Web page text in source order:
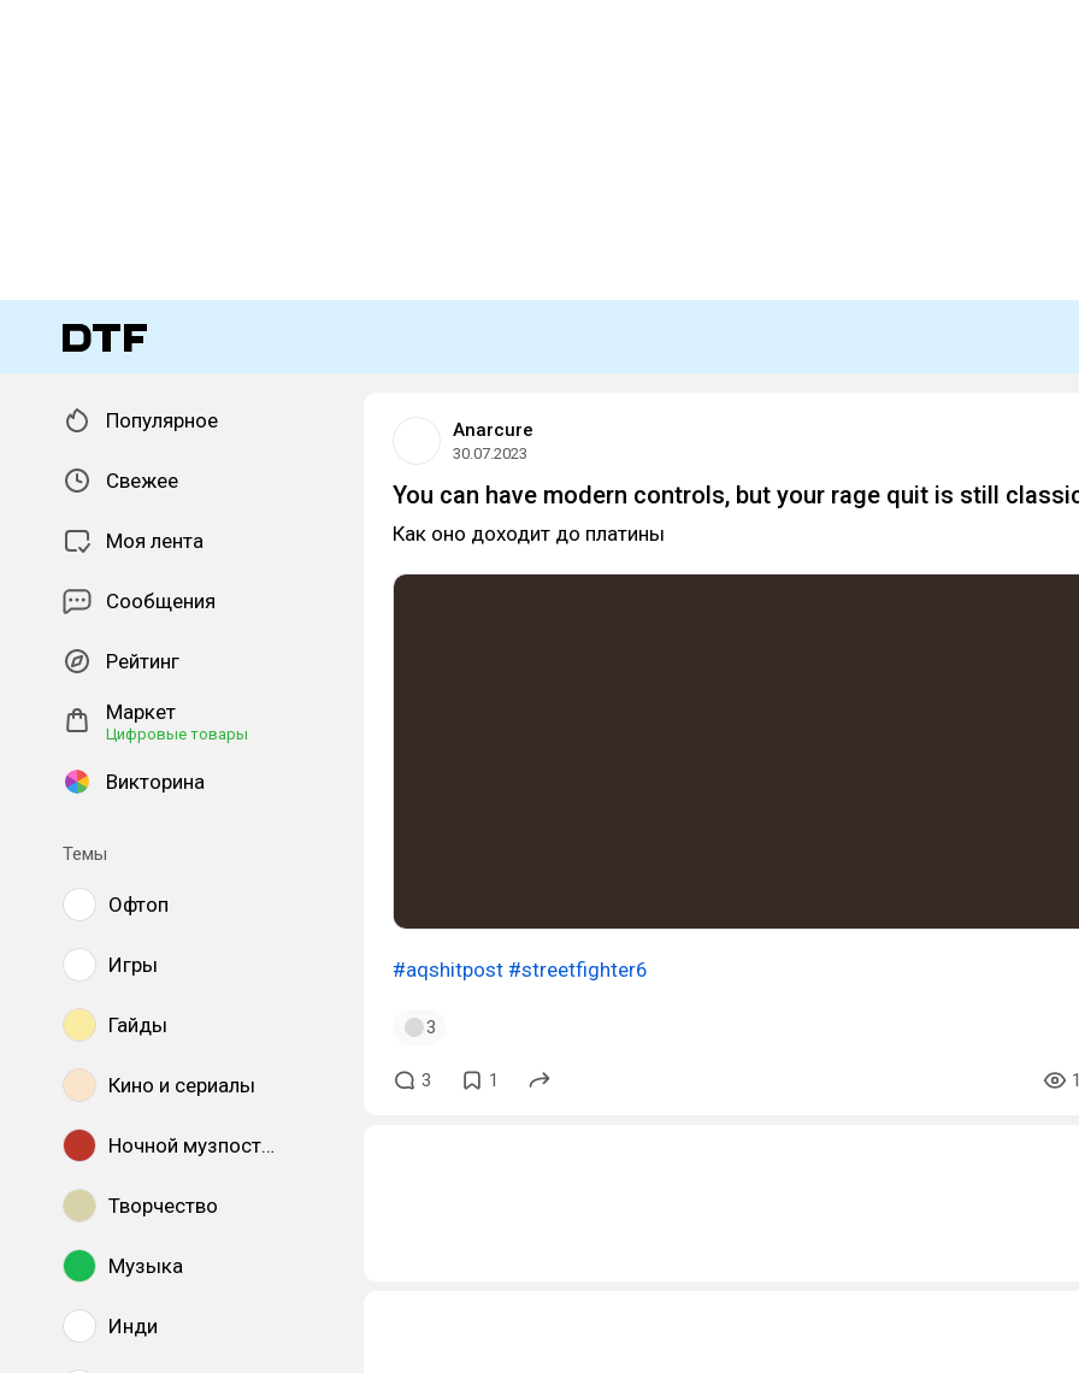
Популярное
Свежее
Моя лента
Сообщения
Рейтинг
Маркет
Цифровые товары
Викторина
Темы
Офтоп
Игры
Гайды
Кино и сериалы
Ночной музпостинг
Творчество
Музыка
Инди
Anarcure
30.07.2023
You can have modern controls, but your rage quit is still
Как оно доходит до платины
#aqshitpost #streetfighter6
3
3 1